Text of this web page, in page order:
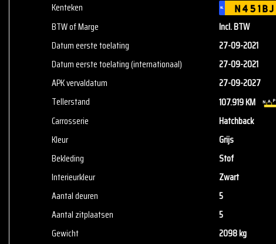
Kenteken NL N451BJ
BTW of Marge
Incl. BTW
Datum eerste toelating
27-09-2021
Datum eerste toelating (internationaal)
27-09-2021
APK vervaldatum
27-09-2027
Tellerstand
107.919 KM
Carrosserie
Hatchback
Kleur
Grijs
Bekleding
Stof
Interieurkleur
Zwart
Aantal deuren
5
Aantal zitplaatsen
5
Gewicht
2098 kg